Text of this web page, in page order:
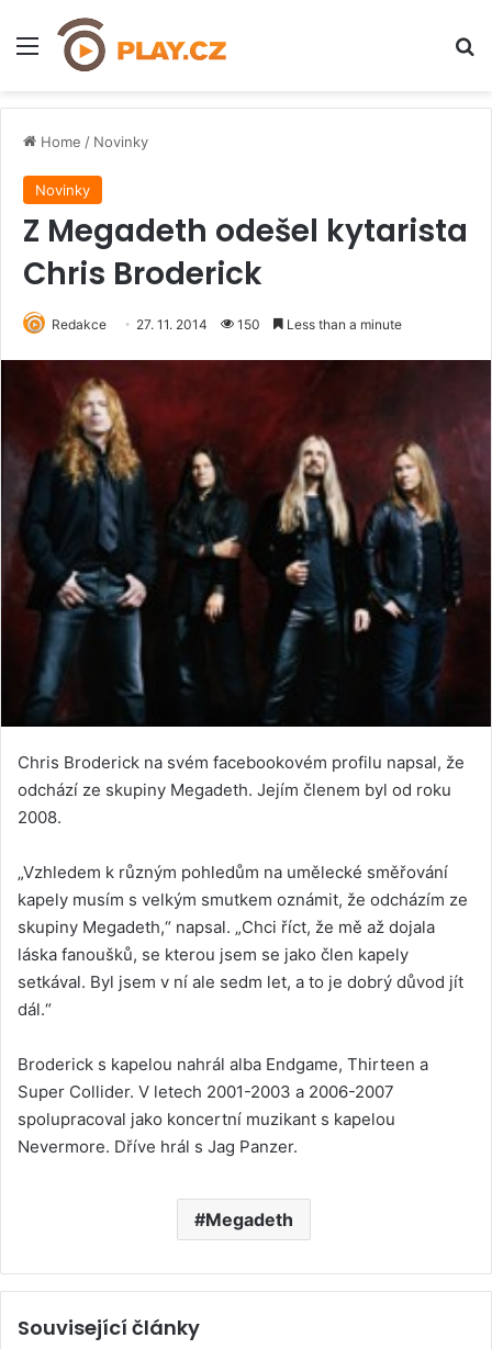
Menu
Home / Novinky
Novinky
Z Megadeth odešel kytarista
Chris Broderick
Redakce 27. 11. 2014 150 Less than a minute
Chris Broderick na svém facebookovém profilu napsal, že
odchází ze skupiny Megadeth. Jejím členem byl od roku
2008.
„Vzhledem k různým pohledům na umělecké směřování
kapely musím s velkým smutkem oznámit, že odcházím ze
skupiny Megadeth,“ napsal. „Chci říct, že mě až dojala
láska fanoušků, se kterou jsem se jako člen kapely
setkával. Byl jsem v ní ale sedm let, a to je dobrý důvod jít
dál.“
Broderick s kapelou nahrál alba Endgame, Thirteen a
Super Collider. V letech 2001-2003 a 2006-2007
spolupracoval jako koncertní muzikant s kapelou
Nevermore. Dříve hrál s Jag Panzer.
Megadeth
Související články